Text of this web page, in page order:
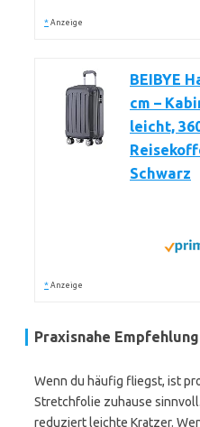
* Anzeige
BEIBYE
cm –
leicht,
Schwarz
* Anzeige
Praxisnahe
Wenn du häufig fliegst, ist
Stretchfolie zuhause
reduziert leichte Kratzer.